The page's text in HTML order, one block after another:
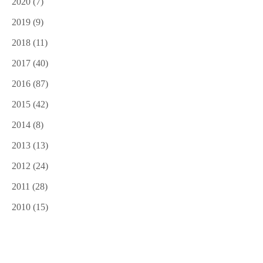
2019 (9)
2018 (11)
2017 (40)
2016 (87)
2015 (42)
2014 (8)
2013 (13)
2012 (24)
2011 (28)
2010 (15)